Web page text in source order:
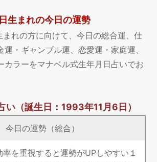
生まれの今日の運勢
まれの方に向けて、今日の総合運、仕
運・ギャンブル運、恋愛運・家庭運、
カラーをマナベル式生年月日占いでお
い（誕生日：1993年11月6日）
今日の運勢（総合）
を重視すると運勢がUPしやすい１